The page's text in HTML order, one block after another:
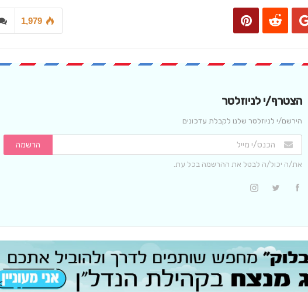
1,979
הצטרף/י לניוזלטר
הירשם/י לניוזלטר שלנו לקבלת עדכונים
הרשמה
את/ה יכול/ה לבטל את ההרשמה בכל עת.